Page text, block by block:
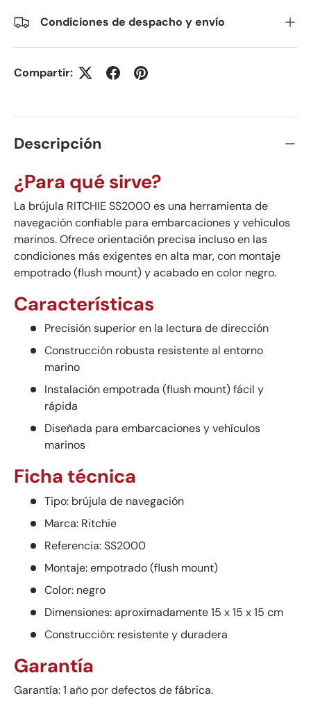
Condiciones de despacho y envío
Compartir:
Descripción
¿Para qué sirve?
La brújula RITCHIE SS2000 es una herramienta de
navegación confiable para embarcaciones y vehículos
marinos. Ofrece orientación precisa incluso en las
condiciones más exigentes en alta mar, con montaje
empotrado (flush mount) y acabado en color negro.
Características
Precisión superior en la lectura de dirección
Construcción robusta resistente al entorno
marino
Instalación empotrada (flush mount) fácil y
rápida
Diseñada para embarcaciones y vehículos
marinos
Ficha técnica
Tipo: brújula de navegación
Marca: Ritchie
Referencia: SS2000
Montaje: empotrado (flush mount)
Color: negro
Dimensiones: aproximadamente 15 x 15 x 15 cm
Construcción: resistente y duradera
Garantía
Garantía: 1 año por defectos de fábrica.